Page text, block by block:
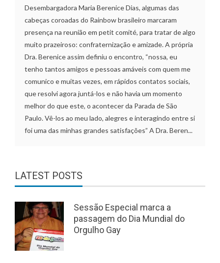
Desembargadora Maria Berenice Dias, algumas das
cabeças coroadas do Rainbow brasileiro marcaram
presença na reunião em petit comité, para tratar de algo
muito prazeiroso: confraternização e amizade. A própria
Dra. Berenice assim definiu o encontro, “nossa, eu
tenho tantos amigos e pessoas amáveis com quem me
comunico e muitas vezes, em rápidos contatos sociais,
que resolvi agora juntá-los e não havia um momento
melhor do que este, o acontecer da Parada de São
Paulo. Vê-los ao meu lado, alegres e interagindo entre si
foi uma das minhas grandes satisfações” A Dra. Beren...
LATEST POSTS
Sessão Especial marca a
passagem do Dia Mundial do
Orgulho Gay